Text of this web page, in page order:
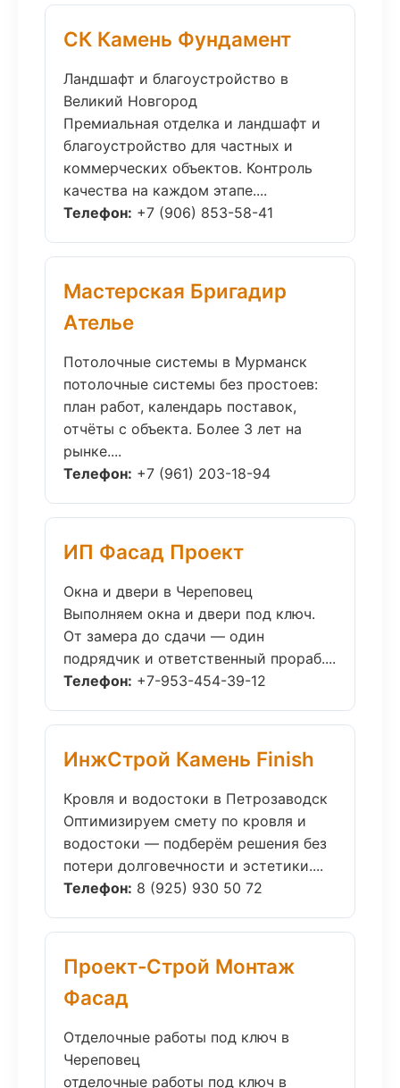
СК Камень Фундамент
Ландшафт и благоустройство в
Великий Новгород
Премиальная отделка и ландшафт и
благоустройство для частных и
коммерческих объектов. Контроль
качества на каждом этапе....
Телефон: +7 (906) 853-58-41
Мастерская Бригадир
Ателье
Потолочные системы в Мурманск
потолочные системы без простоев:
план работ, календарь поставок,
отчёты с объекта. Более 3 лет на
рынке....
Телефон: +7 (961) 203-18-94
ИП Фасад Проект
Окна и двери в Череповец
Выполняем окна и двери под ключ.
От замера до сдачи — один
подрядчик и ответственный прораб....
Телефон: +7-953-454-39-12
ИнжСтрой Камень Finish
Кровля и водостоки в Петрозаводск
Оптимизируем смету по кровля и
водостоки — подберём решения без
потери долговечности и эстетики....
Телефон: 8 (925) 930 50 72
Проект-Строй Монтаж
Фасад
Отделочные работы под ключ в
Череповец
отделочные работы под ключ в